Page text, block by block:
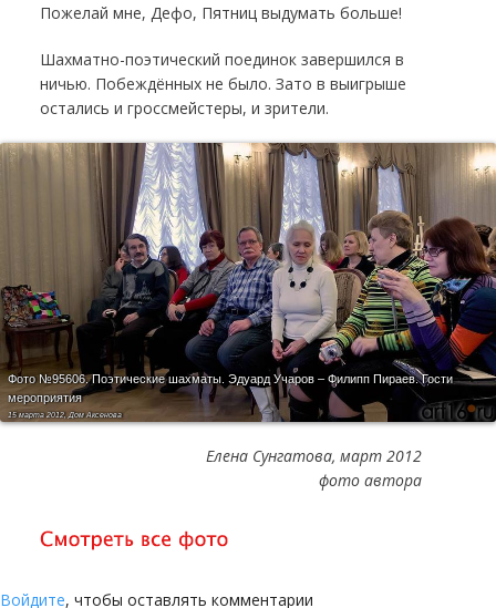
Пожелай мне, Дефо, Пятниц выдумать больше!
Шахматно-поэтический поединок завершился в
ничью. Побеждённых не было. Зато в выигрыше
остались и гроссмейстеры, и зрители.
Фото №95606.Поэтические шахматы. Эдуард Учаров – Филипп Пираев. Гости
мероприятия
15 марта 2012, Дом Аксенова
Елена Сунгатова, март 2012
фото автора
Войдите, чтобы оставлять комментарии